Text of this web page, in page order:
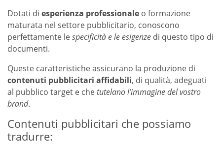
Dotati di esperienza professionale o formazione
maturata nel settore pubblicitario, conoscono
perfettamente lespecificità e le esigenze di questo tipo di
documenti.
Queste caratteristiche assicurano la produzione di
contenuti pubblicitari affidabili, di qualità, adeguati
al pubblico target e chetutelano l’immagine del vostro
brand.
Contenuti pubblicitari che possiamo
tradurre: